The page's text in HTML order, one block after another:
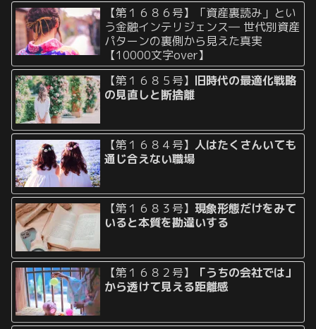
【第１６８６号】「資産裏読み」とい
う金融インテリジェンス― 世代別資産
パターンの裏側から見えた真実
【10000文字over】
【第１６８５号】 旧時代の最適化戦略
の見直しと断捨離
【第１６８４号】人はたくさんいても
通じ合えない職場
【第１６８３号】現象形態だけをみて
いると本質を勘違いする
【第１６８２号】
「うちの会社では」
から透けて見える距離感